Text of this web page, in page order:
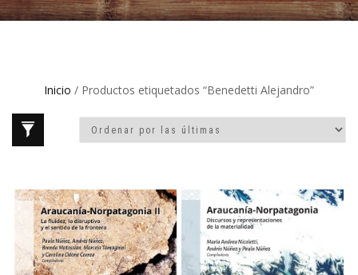
Inicio / Productos etiquetados “Benedetti Alejandro”